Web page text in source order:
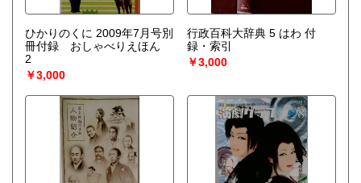
ひかりのくに 2009年7月号別
冊付録 おしゃべりえほん
2
￥3,000
行政百科大辞典 5 はわ 付
録・索引
￥3,000